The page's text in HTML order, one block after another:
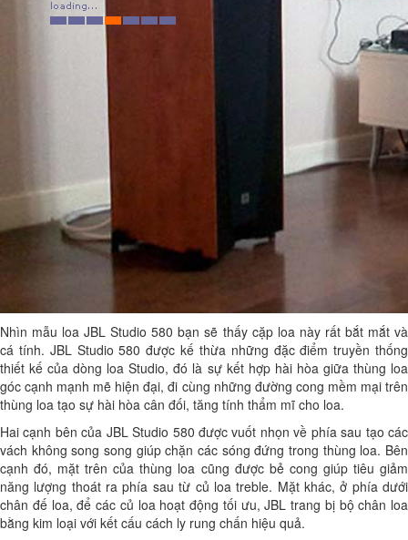
Nhìn mẫu loa JBL Studio 580 bạn sẽ thấy cặp loa này rất bắt mắt và
cá tính. JBL Studio 580 được kế thừa những đặc điểm truyền thống
thiết kế của dòng loa Studio, đó là sự kết hợp hài hòa giữa thùng loa
góc cạnh mạnh mẽ hiện đại, đi cùng những đường cong mềm mại trên
thùng loa tạo sự hài hòa cân đối, tăng tính thẩm mĩ cho loa.
Hai cạnh bên của JBL Studio 580 được vuốt nhọn về phía sau tạo các
vách không song song giúp chặn các sóng đứng trong thùng loa. Bên
cạnh đó, mặt trên của thùng loa cũng được bẻ cong giúp tiêu giảm
năng lượng thoát ra phía sau từ củ loa treble. Mặt khác, ở phía dưới
chân đế loa, để các củ loa hoạt động tối ưu, JBL trang bị bộ chân loa
bằng kim loại với kết cấu cách ly rung chấn hiệu quả.